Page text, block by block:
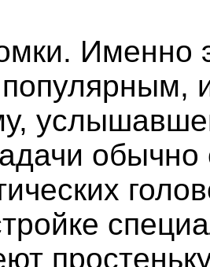
Именно
популярным,